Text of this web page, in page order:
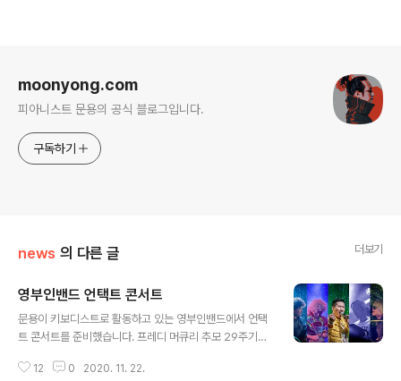
moonyong.com
피아니스트 문용의 공식 블로그입니다.
구독하기
news 의 다른 글 더보기
영부인밴드 언택트 콘서트
문용이 키보디스트로 활동하고 있는 영부인밴드에서 언택
트 콘서트를 준비했습니다. 프레디 머큐리 추모 29주기를
공개합니다. 영부인밴드 프레디 머큐리 추모공연 다시보기
12 0 2020. 11. 22.